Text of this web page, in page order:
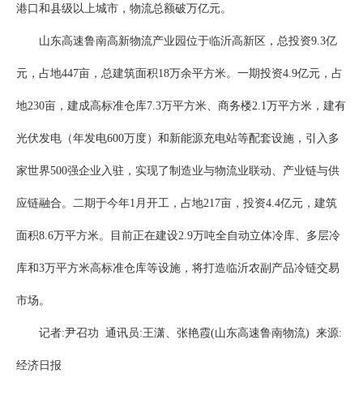
港口和县级以上城市，物流总额破万亿元。
山东高速鲁南高新物流产业园位于临沂高新区，总投资9.3亿
元，占地447亩，总建筑面积18万余平方米。一期投资4.9亿元，占
地230亩，建成高标准仓库7.3万平方米、商务楼2.1万平方米，建有
光伏发电（年发电600万度）和新能源充电站等配套设施，引入多
家世界500强企业入驻，实现了制造业与物流业联动、产业链与供
应链融合。二期于今年1月开工，占地217亩，投资4.4亿元，建筑
面积8.6万平方米。目前正在建设2.9万吨全自动立体冷库、多层冷
库和3万平方米高标准仓库等设施，将打造临沂农副产品冷链交易
市场。
记者:尹召功 通讯员:王潇、张艳霞(山东高速鲁南物流) 来源:
经济日报